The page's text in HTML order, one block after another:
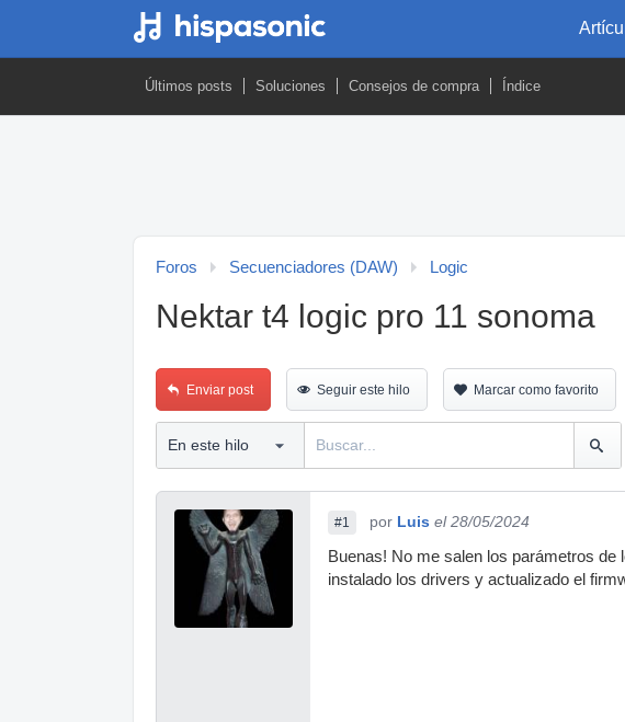
Últimos posts Soluciones Consejos de compra Índice
Foros Secuenciadores (DAW) Logic
Nektar t4 logic pro 11 sonoma
Enviar post Seguir este hilo Marcar como favorito
#1 por Luis el 28/05/2024
Buenas! No me salen los parámetros
instalado los drivers y actualizado el